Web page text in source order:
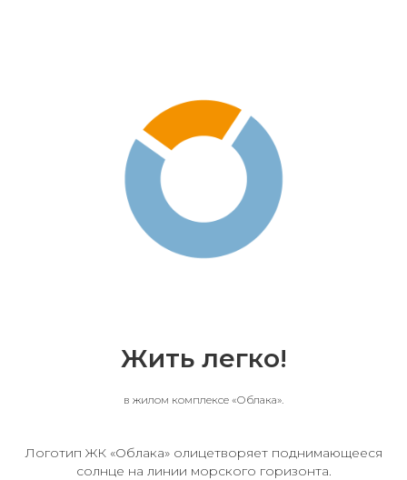
Жить легко!
в жилом комплексе «Облака».
Логотип ЖК «Облака» олицетворяет поднимающееся
солнце на линии морского горизонта.